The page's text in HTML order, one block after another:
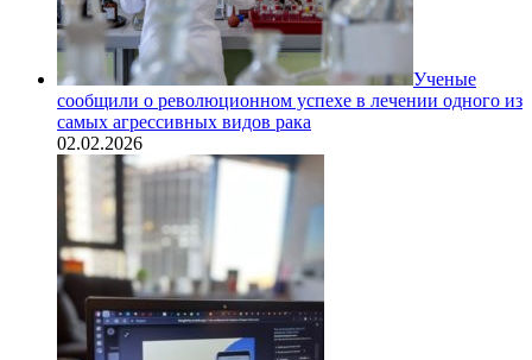
Ученые
сообщили о революционном успехе в лечении одного из
самых агрессивных видов рака
02.02.2026